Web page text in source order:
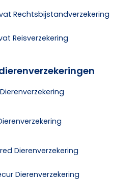
Rechtsbijstandverzekering
Reisverzekering
Dierenverzekering
Dierenverzekering
Dierenverzekering